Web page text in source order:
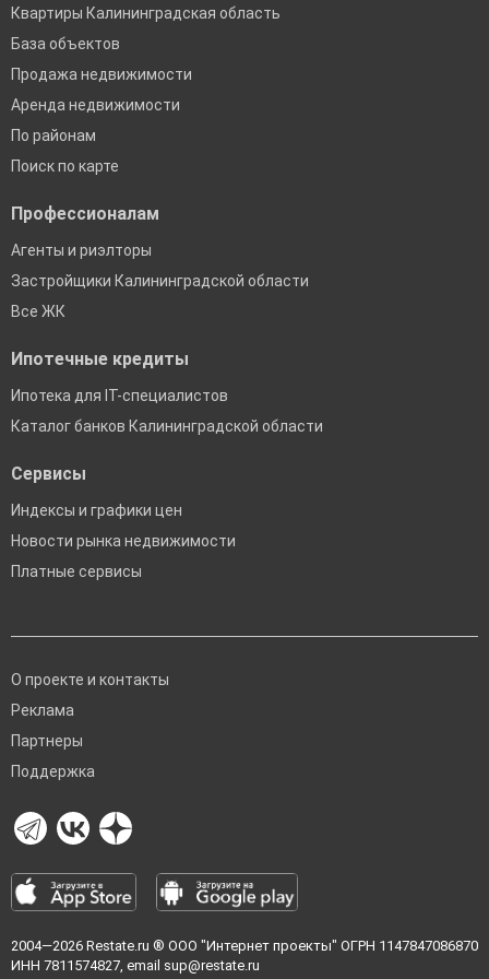
Квартиры Калининградская область
База объектов
Продажа недвижимости
Аренда недвижимости
По районам
Поиск по карте
Профессионалам
Агенты и риэлторы
Застройщики Калининградской области
Все ЖК
Ипотечные кредиты
Ипотека для IT-специалистов
Каталог банков Калининградской области
Сервисы
Индексы и графики цен
Новости рынка недвижимости
Платные сервисы
О проекте и контакты
Реклама
Партнеры
Поддержка
2004—2026 Restate.ru ® ООО "Интернет проекты" ОГРН 1147847086870
ИНН 7811574827, email sup@restate.ru